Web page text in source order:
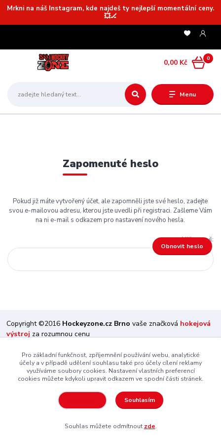
Mrkni na náš Instagram, kde najdeš ty nejlepší momentální ceny.
💥🏒
Menu
0
0,00 Kč
Zapomenuté heslo
Pokud již máte vytvořený účet, ale zapomněli jste své heslo, zadejte
svou e-mailovou adresu, kterou jste uvedli při registraci. Zašleme Vám
na ni e-mail s odkazem pro nastavení nového hesla.
Váš e-mail:
Obnovit heslo
Copyright ©2016 Hockeyzone.cz Brno vaše značková hokejová
výstroj za rozumnou cenu
Vytvořeno na Eshop-rychle.cz
Pro základní funkčnost, zpříjemnění používání webu, analytické
účely a v případě udělení souhlasu také pro účely cílení reklamy
využíváme soubory cookies. Nastavení vlastních preferencí
cookies můžete kdykoli upravit odkazem ve spodní části stránek.
Souhlasím
Souhlas můžete odmítnout zde.